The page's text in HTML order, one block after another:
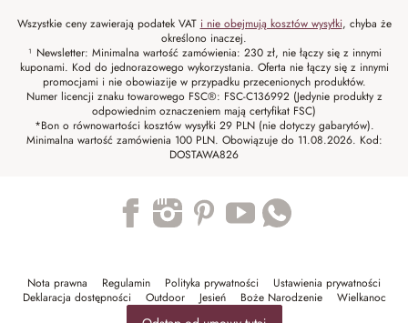
Wszystkie ceny zawierają podatek VAT i nie obejmują kosztów wysyłki, chyba że
określono inaczej.
¹ Newsletter: Minimalna wartość zamówienia: 230 zł, nie łączy się z innymi
kuponami. Kod do jednorazowego wykorzystania. Oferta nie łączy się z innymi
promocjami i nie obowiazije w przypadku przecenionych produktów.
Numer licencji znaku towarowego FSC®: FSC-C136992 (Jedynie produkty z
odpowiednim oznaczeniem mają certyfikat FSC)
*Bon o równowartości kosztów wysyłki 29 PLN (nie dotyczy gabarytów).
Minimalna wartość zamówienia 100 PLN. Obowiązuje do 11.08.2026. Kod:
DOSTAWA826
Nota prawna Regulamin Polityka prywatności
Ustawienia prywatności
Deklaracja dostępności
Outdoor Jesień Boże Narodzenie Wielkanoc